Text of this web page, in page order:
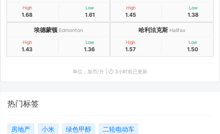
High
1.68
Low
1.61
High
1.45
Low
1.38
埃德蒙顿 Edmonton
High
1.43
Low
1.36
哈利法克斯 Halifax
High
1.57
Low
1.50
单位：加币/升 | ⏱️ 3小时前已更新
热门标签
房地产 小米 绿色甲醇 二轮电动车